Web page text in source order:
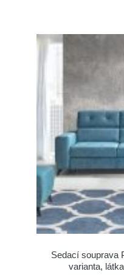
Sedací souprava
varianta,